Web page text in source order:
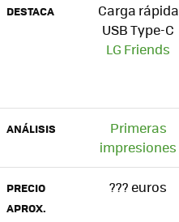
DESTACA
Carga rápida
USB Type-C
LG Friends
ANÁLISIS
Primeras
impresiones
PRECIO
APROX.
??? euros